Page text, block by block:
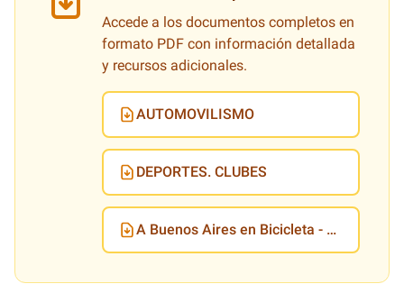
Accede a los documentos completos en
formato PDF con información detallada
y recursos adicionales.
AUTOMOVILISMO
DEPORTES. CLUBES
A Buenos Aires en Bicicleta - La travesía de Juan Candia y Emilio Sobol